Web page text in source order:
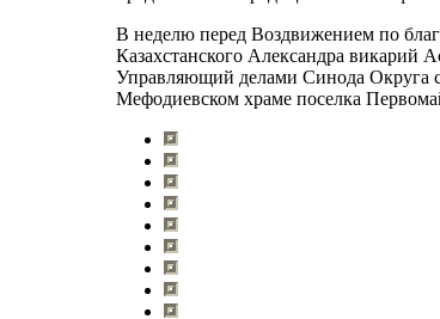
В неделю перед Воздвижением по
Казахстанского Александра викарий
Управляющий делами Синода Округа
Мефодиевском храме поселка